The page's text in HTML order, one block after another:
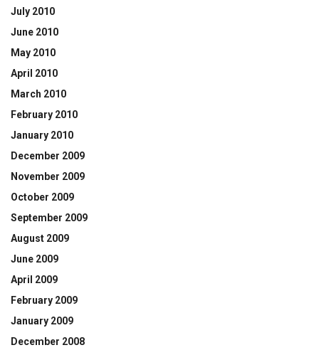
July 2010
June 2010
May 2010
April 2010
March 2010
February 2010
January 2010
December 2009
November 2009
October 2009
September 2009
August 2009
June 2009
April 2009
February 2009
January 2009
December 2008